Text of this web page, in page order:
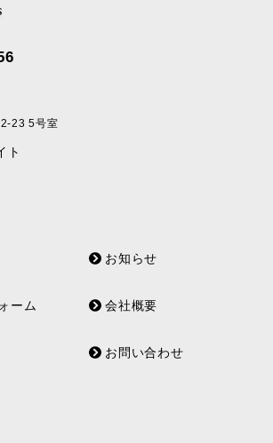
23 5号室
ト
ーム
お知らせ
会社概要
お問い合わせ